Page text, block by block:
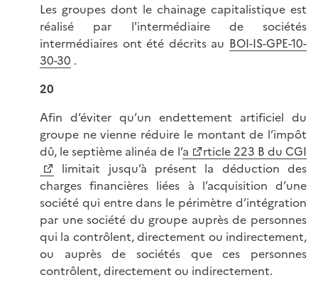
Les groupes dont le chainage capitalistique est
réalisé par l'intermédiaire de sociétés
intermédiaires ont été décrits au BOI-IS-GPE-10-
30-30 .
20
Afin d’éviter qu’un endettement artificiel du
groupe ne vienne réduire le montant de l’impôt
dû, le septième alinéa de l’a
rticle 223 B du CGI
limitait jusqu’à présent la déduction des
charges financières liées à l’acquisition d’une
société qui entre dans le périmètre d’intégration
par une société du groupe auprès de personnes
qui la contrôlent, directement ou indirectement,
ou auprès de sociétés que ces personnes
contrôlent, directement ou indirectement.